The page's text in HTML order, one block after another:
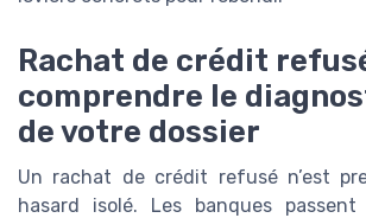
Rachat de crédit
comprendre le
de votre dossier
Un rachat de crédit refusé n’est
hasard isolé. Les banques